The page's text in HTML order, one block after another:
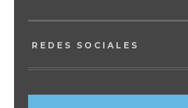
REDES SOCIALES